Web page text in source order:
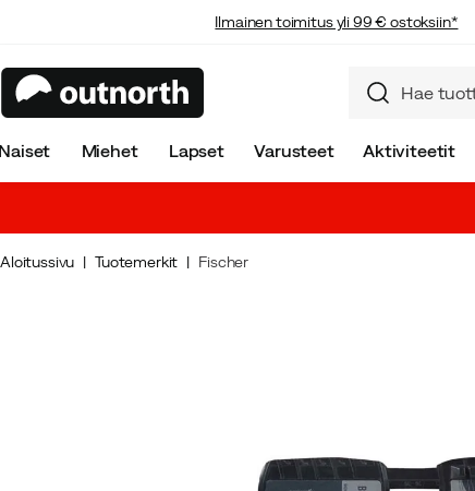
Ilmainen toimitus yli 99 € ostoksiin*
Miehet Lapset Varusteet Aktiviteetit
Aloitussivu Tuotemerkit Fischer